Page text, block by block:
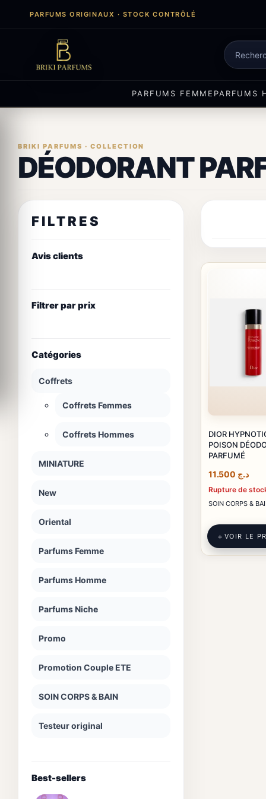
PARFUMS ORIGINAUX · STOCK CONTRÔLÉ
Recherche
de
produits
PARFUMS FEMME PARFUMS
DÉODORANT
FILTRES
Avis clients
Filtrer par prix
Catégories
Coffrets
Coffrets Femmes
Coffrets Hommes
MINIATURE
New
Oriental
Parfums Femme
Parfums Homme
Parfums Niche
Promo
Promotion Couple ETE
SOIN CORPS & BAIN
Testeur original
Best-sellers
DIOR
POISON
PARFUMÉ
د.ج
Rupture de
SOIN CORPS &
VOIR LE